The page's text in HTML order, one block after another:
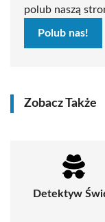
polub naszą
Polub nas!
Zobacz Także
Detektyw